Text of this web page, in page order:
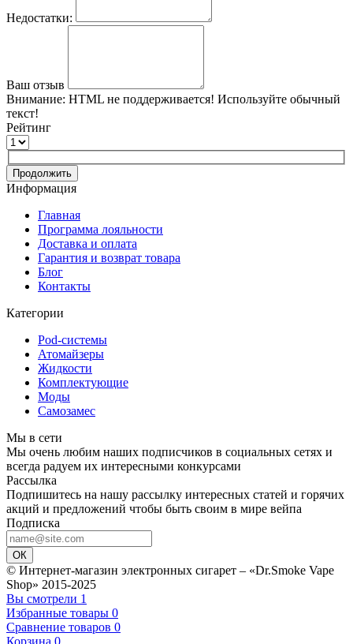
Недостатки:
Ваш отзыв
Внимание: HTML не поддерживается! Используйте обычный
текст!
Рейтинг
Продолжить
Информация
Главная
Программа лояльности
Доставка и оплата
Гарантия и возврат товара
Блог
Контакты
Категории
Pod-системы
Атомайзеры
Жидкости
Комплектующие
Моды
Самозамес
Мы в сети
Мы очень любим наших подписчиков в социальных сетях и
всегда радуем их интересными конкурсами
Рассылка
Подпишитесь на нашу рассылку интересных статей и горячих
акций и предложений чтобы быть своим в мире вейпа
Подписка
ОК
© Интернет-магазин электронных сигарет – «Dr.Smoke Vape
Shop» 2015-2025
Вы смотрели 1
Избранные товары 0
Сравнение товаров 0